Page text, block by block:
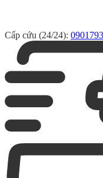
Cấp cứu (24/24):